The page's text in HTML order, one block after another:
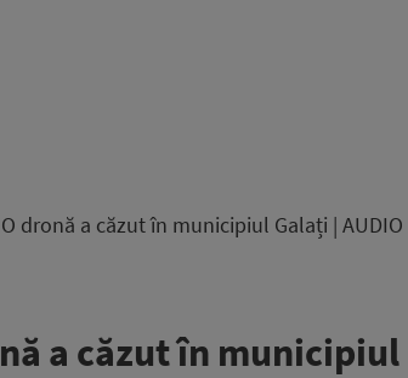
O dronă a căzut în municipiul Galați | AUDIO
a căzut în municipiul